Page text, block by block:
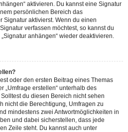
aktivieren. Du kannst eine Signatur
persönlichen Bereich das
Signatur aktivierst. Wenn du einen
verfassen möchtest, so kannst du
anhängen“ wieder deaktivieren.
oder den ersten Beitrag eines Themas
„Umfrage erstellen“ unterhalb des
du diesen Bereich nicht sehen
nicht die Berechtigung, Umfragen zu
mindestens zwei Antwortmöglichkeiten in
und dabei sicherstellen, dass jede
Zeile steht. Du kannst auch unter